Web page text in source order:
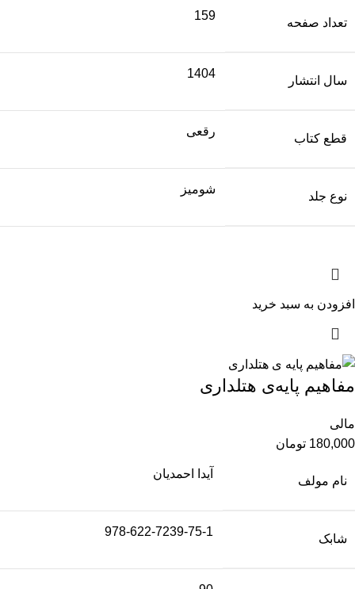
تعداد صفحه
159
سال انتشار
1404
قطع کتاب
رقعی
نوع جلد
شومیز
افزودن به سبد خرید
مفاهیم پایه‌ی هتلداری
مالی
180,000 تومان
نام مولف
آیدا احمدیان
شابک
978-622-7239-75-1